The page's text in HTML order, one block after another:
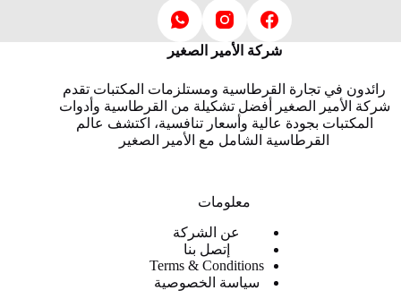
شركة الأمير الصغير
رائدون في تجارة القرطاسية ومستلزمات المكتبات تقدم
شركة الأمير الصغير أفضل تشكيلة من القرطاسية وأدوات
المكتبات بجودة عالية وأسعار تنافسية، اكتشف عالم
القرطاسية الشامل مع الأمير الصغير
معلومات
عن الشركة
إتصل بنا
Terms & Conditions
سياسة الخصوصية